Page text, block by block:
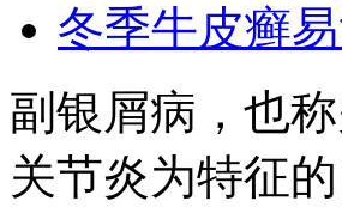
冬季牛皮癣
副银屑病，也
关节炎为特征